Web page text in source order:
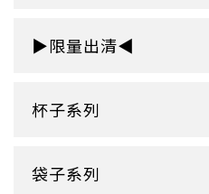
▶限量出清◀
杯子系列
雙層紙杯
袋子系列